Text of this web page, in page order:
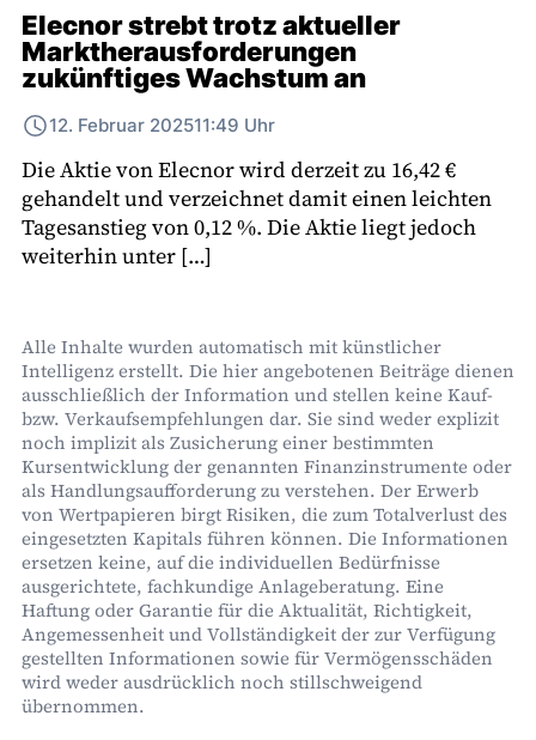
Elecnor strebt trotz aktueller
Marktherausforderungen
zukünftiges Wachstum an
12. Februar 202511:49 Uhr
Die Aktie von Elecnor wird derzeit zu 16,42 €
gehandelt und verzeichnet damit einen leichten
Tagesanstieg von 0,12 %. Die Aktie liegt jedoch
weiterhin unter […]
Alle Inhalte wurden automatisch mit künstlicher
Intelligenz erstellt. Die hier angebotenen Beiträge dienen
ausschließlich der Information und stellen keine Kauf-
bzw. Verkaufsempfehlungen dar. Sie sind weder explizit
noch implizit als Zusicherung einer bestimmten
Kursentwicklung der genannten Finanzinstrumente oder
als Handlungsaufforderung zu verstehen. Der Erwerb
von Wertpapieren birgt Risiken, die zum Totalverlust des
eingesetzten Kapitals führen können. Die Informationen
ersetzen keine, auf die individuellen Bedürfnisse
ausgerichtete, fachkundige Anlageberatung. Eine
Haftung oder Garantie für die Aktualität, Richtigkeit,
Angemessenheit und Vollständigkeit der zur Verfügung
gestellten Informationen sowie für Vermögensschäden
wird weder ausdrücklich noch stillschweigend
übernommen.